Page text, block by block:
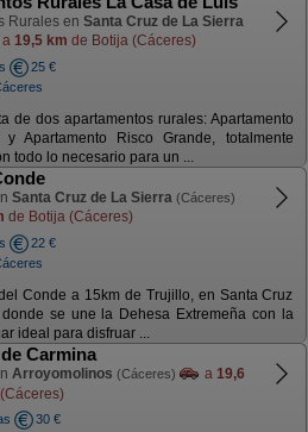
Rurales en Santa Cruz de La Sierra
a 19,5 km de Botija (Cáceres)
25 €
de dos apartamentos rurales: Apartamento
y Apartamento Risco Grande, totalmente
todo lo necesario para un ...
Santa Cruz de La Sierra (Cáceres)
de Botija (Cáceres)
22 €
Conde a 15km de Trujillo, en Santa Cruz
se une la Dehesa Extremeña con la
ideal para disfruar ...
Carmina
Arroyomolinos (Cáceres) a 19,6
30 €